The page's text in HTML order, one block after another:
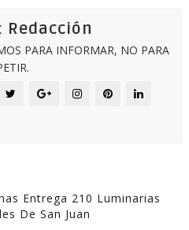
Redacción
PARA INFORMAR, NO PARA
Entrega 210 Luminarias
De San Juan